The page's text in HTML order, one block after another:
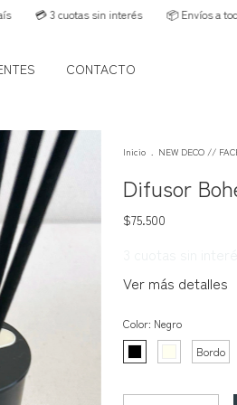
sin interés 📦 Envíos a todo el país
CONTACTO
Inicio . NEW DECO //
Difusor
$75.500
Ver más detalles
Color: Negro
Bordo